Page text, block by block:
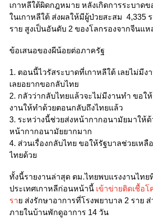
เกาหลีใต้ผิดกฎหมาย หลังเกิดการระบาดข
ในเกาหลีใต้ ส่งผลให้มีผู้ป่วยสะสม 4,335 ร
ราย สูงเป็นอันดับ 2 ของโลกรองจากจีนแห
ข้อเสนอของผีน้อยต่อภาครัฐ
1. ตอนนี้ไวรัสระบาดที่เกาหลีใต้ เลยไม่มีง
เลยอยากขอกลับไทย
2. กลัวว่ากลับไทยแล้วจะไม่มีงานทำ ขอใ
งานให้ทำด้วยตอนกลับถึงไทยแล้ว
3. ระหว่างนี้ช่วยส่งหน้ากากอนามัยมาให้ด้
หน้ากากอนามัยยากมาก
4. ส่วนเรื่องกลับไทย ขอให้รัฐบาลช่วยเหลื
ไทยด้วย
ทั้งนี้รายงานล่าสุด ตม.ไทยพบแรงงานไทย
ประเทศเกาหลีก่อนหน้านี้ เข้าข่ายติดเชื้อ
ราย ส่งรักษาอาการที่โรงพยาบาล 2 ราย
ภายในบ้านพักดูอาการ 14 วัน